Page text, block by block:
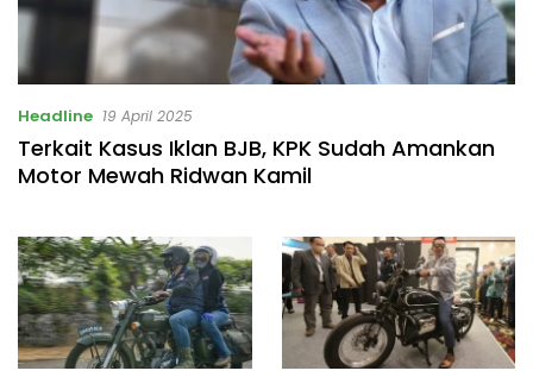
Headline 19 April 2025
Terkait Kasus Iklan BJB, KPK Sudah Amankan
Motor Mewah Ridwan Kamil